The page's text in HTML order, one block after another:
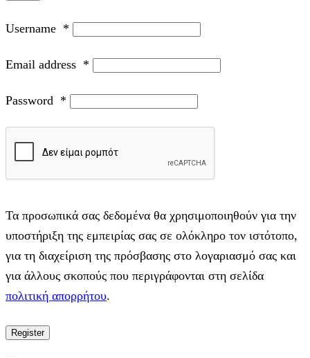
Username *
Email address *
Password *
Τα προσωπικά σας δεδομένα θα χρησιμοποιηθούν για την
υποστήριξη της εμπειρίας σας σε ολόκληρο τον ιστότοπο,
για τη διαχείριση της πρόσβασης στο λογαριασμό σας και
για άλλους σκοπούς που περιγράφονται στη σελίδα
πολιτική απορρήτου.
Register